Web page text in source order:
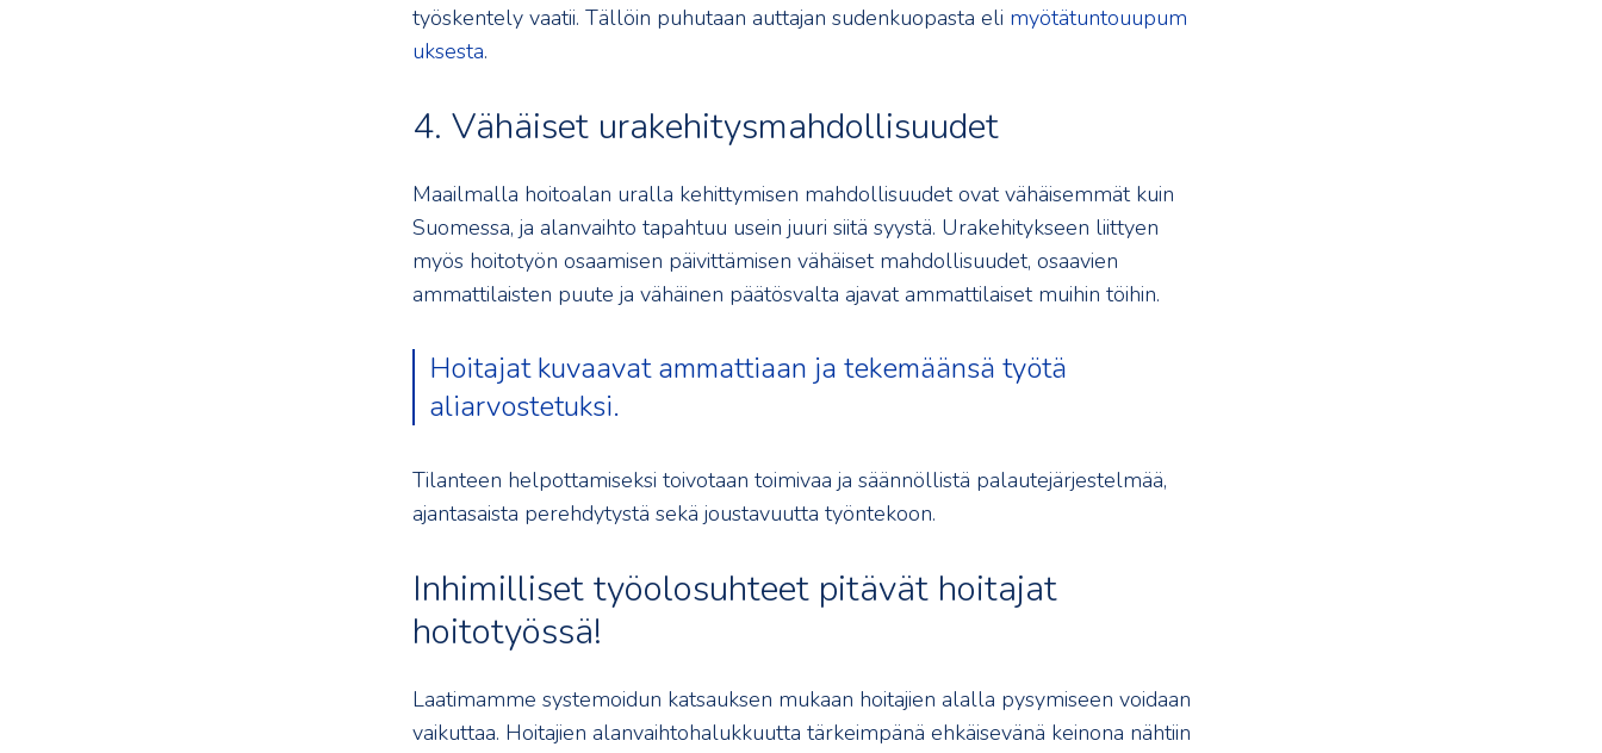
työskentely vaatii. Tällöin puhutaan auttajan sudenkuopasta eli myötätuntouupum
uksesta.
4. Vähäiset urakehitysmahdollisuudet
Maailmalla hoitoalan uralla kehittymisen mahdollisuudet ovat vähäisemmät kuin
Suomessa, ja alanvaihto tapahtuu usein juuri siitä syystä. Urakehitykseen liittyen
myös hoitotyön osaamisen päivittämisen vähäiset mahdollisuudet, osaavien
ammattilaisten puute ja vähäinen päätösvalta ajavat ammattilaiset muihin töihin.
Hoitajat kuvaavat ammattiaan ja tekemäänsä työtä
aliarvostetuksi.
Tilanteen helpottamiseksi toivotaan toimivaa ja säännöllistä palautejärjestelmää,
ajantasaista perehdytystä sekä joustavuutta työntekoon.
Inhimilliset työolosuhteet pitävät hoitajat
hoitotyössä!
Laatimamme systemoidun katsauksen mukaan hoitajien alalla pysymiseen voidaan
vaikuttaa. Hoitajien alanvaihtohalukkuutta tärkeimpänä ehkäisevänä keinona nähtiin